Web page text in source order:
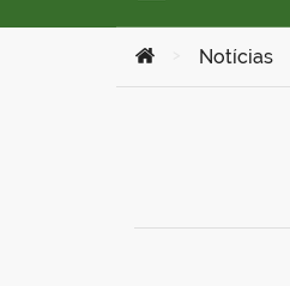
Você está aqui:
Notícias